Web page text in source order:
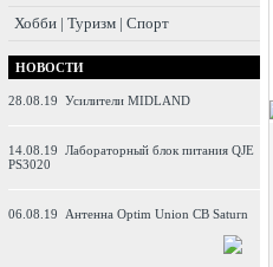
Хобби | Туризм | Спорт
НОВОСТИ
28.08.19 Усилители MIDLAND
14.08.19 Лабораторный блок питания QJE
PS3020
06.08.19 Антенна Optim Union CB Saturn